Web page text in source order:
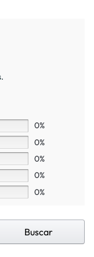
0%
0%
0%
0%
0%
Buscar